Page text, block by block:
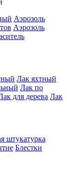
Аэрозоль
Аэрозоль
Лак яхтный
Лак по
для дерева Лак
штукатурка
Блестки